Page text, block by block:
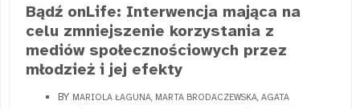
Bądź onLife: Interwencja mająca na
celu zmniejszenie korzystania z
mediów społecznościowych przez
młodzież i jej efekty
BY MARIOLA ŁAGUNA, MARTA BRODACZEWSKA, AGATA